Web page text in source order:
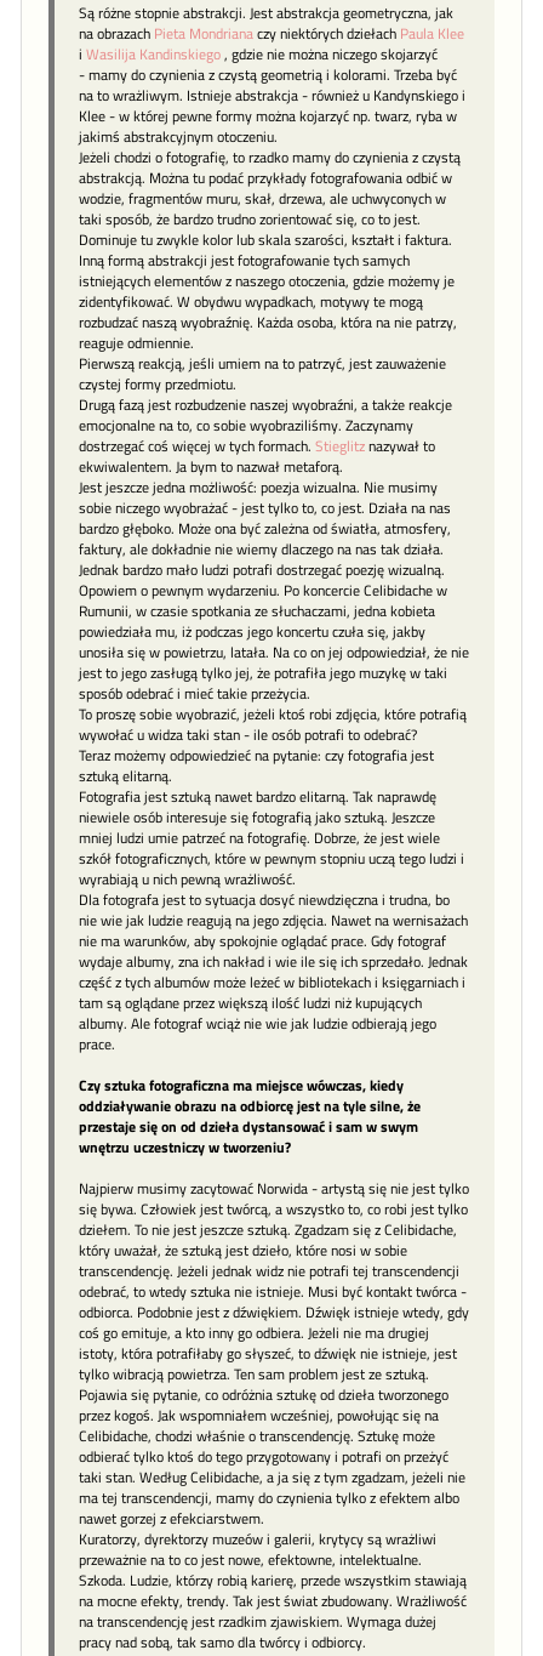
Są różne stopnie abstrakcji. Jest abstrakcja geometryczna, jak
na obrazach Pieta Mondrianaczy niektórych dziełach Paula Klee
i Wasilija Kandinskiego, gdzie nie można niczego skojarzyć
- mamy do czynienia z czystą geometrią i kolorami. Trzeba być
na to wrażliwym. Istnieje abstrakcja - również u Kandynskiego i
Klee - w której pewne formy można kojarzyć np. twarz, ryba w
jakimś abstrakcyjnym otoczeniu.
Jeżeli chodzi o fotografię, to rzadko mamy do czynienia z czystą
abstrakcją. Można tu podać przykłady fotografowania odbić w
wodzie, fragmentów muru, skał, drzewa, ale uchwyconych w
taki sposób, że bardzo trudno zorientować się, co to jest.
Dominuje tu zwykle kolor lub skala szarości, kształt i faktura.
Inną formą abstrakcji jest fotografowanie tych samych
istniejących elementów z naszego otoczenia, gdzie możemy je
zidentyfikować. W obydwu wypadkach, motywy te mogą
rozbudzać naszą wyobraźnię. Każda osoba, która na nie patrzy,
reaguje odmiennie.
Pierwszą reakcją, jeśli umiem na to patrzyć, jest zauważenie
czystej formy przedmiotu.
Drugą fazą jest rozbudzenie naszej wyobraźni, a także reakcje
emocjonalne na to, co sobie wyobraziliśmy. Zaczynamy
dostrzegać coś więcej w tych formach. Stieglitznazywał to
ekwiwalentem. Ja bym to nazwał metaforą.
Jest jeszcze jedna możliwość: poezja wizualna. Nie musimy
sobie niczego wyobrażać - jest tylko to, co jest. Działa na nas
bardzo głęboko. Może ona być zależna od światła, atmosfery,
faktury, ale dokładnie nie wiemy dlaczego na nas tak działa.
Jednak bardzo mało ludzi potrafi dostrzegać poezję wizualną.
Opowiem o pewnym wydarzeniu. Po koncercie Celibidache w
Rumunii, w czasie spotkania ze słuchaczami, jedna kobieta
powiedziała mu, iż podczas jego koncertu czuła się, jakby
unosiła się w powietrzu, latała. Na co on jej odpowiedział, że nie
jest to jego zasługą tylko jej, że potrafiła jego muzykę w taki
sposób odebrać i mieć takie przeżycia.
To proszę sobie wyobrazić, jeżeli ktoś robi zdjęcia, które potrafią
wywołać u widza taki stan - ile osób potrafi to odebrać?
Teraz możemy odpowiedzieć na pytanie: czy fotografia jest
sztuką elitarną.
Fotografia jest sztuką nawet bardzo elitarną. Tak naprawdę
niewiele osób interesuje się fotografią jako sztuką. Jeszcze
mniej ludzi umie patrzeć na fotografię. Dobrze, że jest wiele
szkół fotograficznych, które w pewnym stopniu uczą tego ludzi i
wyrabiają u nich pewną wrażliwość.
Dla fotografa jest to sytuacja dosyć niewdzięczna i trudna, bo
nie wie jak ludzie reagują na jego zdjęcia. Nawet na wernisażach
nie ma warunków, aby spokojnie oglądać prace. Gdy fotograf
wydaje albumy, zna ich nakład i wie ile się ich sprzedało. Jednak
część z tych albumów może leżeć w bibliotekach i księgarniach i
tam są oglądane przez większą ilość ludzi niż kupujących
albumy. Ale fotograf wciąż nie wie jak ludzie odbierają jego
prace.
Czy sztuka fotograficzna ma miejsce wówczas, kiedy
oddziaływanie obrazu na odbiorcę jest na tyle silne, że
przestaje się on od dzieła dystansować i sam w swym
wnętrzu uczestniczy w tworzeniu?
Najpierw musimy zacytować Norwida - artystą się nie jest tylko
się bywa. Człowiek jest twórcą, a wszystko to, co robi jest tylko
dziełem. To nie jest jeszcze sztuką. Zgadzam się z Celibidache,
który uważał, że sztuką jest dzieło, które nosi w sobie
transcendencję. Jeżeli jednak widz nie potrafi tej transcendencji
odebrać, to wtedy sztuka nie istnieje. Musi być kontakt twórca -
odbiorca. Podobnie jest z dźwiękiem. Dźwięk istnieje wtedy, gdy
coś go emituje, a kto inny go odbiera. Jeżeli nie ma drugiej
istoty, która potrafiłaby go słyszeć, to dźwięk nie istnieje, jest
tylko wibracją powietrza. Ten sam problem jest ze sztuką.
Pojawia się pytanie, co odróżnia sztukę od dzieła tworzonego
przez kogoś. Jak wspomniałem wcześniej, powołując się na
Celibidache, chodzi właśnie o transcendencję. Sztukę może
odbierać tylko ktoś do tego przygotowany i potrafi on przeżyć
taki stan. Według Celibidache, a ja się z tym zgadzam, jeżeli nie
ma tej transcendencji, mamy do czynienia tylko z efektem albo
nawet gorzej z efekciarstwem.
Kuratorzy, dyrektorzy muzeów i galerii, krytycy są wrażliwi
przeważnie na to co jest nowe, efektowne, intelektualne.
Szkoda. Ludzie, którzy robią karierę, przede wszystkim stawiają
na mocne efekty, trendy. Tak jest świat zbudowany. Wrażliwość
na transcendencję jest rzadkim zjawiskiem. Wymaga dużej
pracy nad sobą, tak samo dla twórcy i odbiorcy.